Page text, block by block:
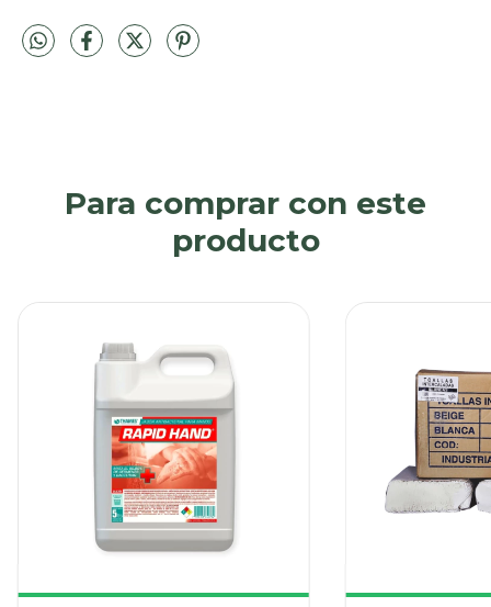
Para comprar con este
producto